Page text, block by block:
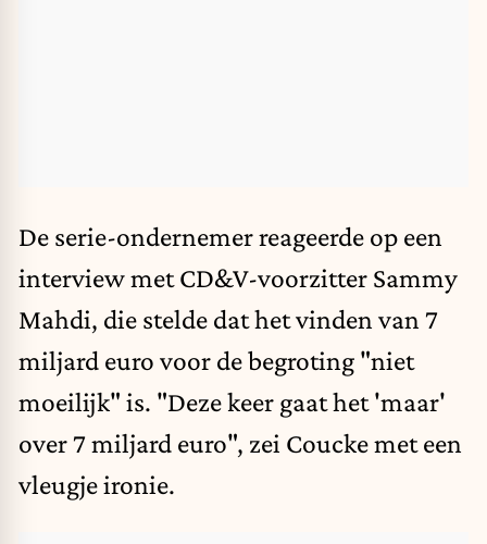
De serie-ondernemer reageerde op een
interview met CD&V-voorzitter Sammy
Mahdi, die stelde dat het vinden van 7
miljard euro voor de begroting "niet
moeilijk" is. "Deze keer gaat het 'maar'
over 7 miljard euro", zei Coucke met een
vleugje ironie.